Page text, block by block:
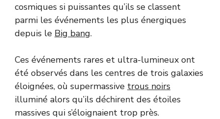
cosmiques si puissantes qu’ils se classent
parmi les événements les plus énergiques
depuis le Big bang.
Ces événements rares et ultra-lumineux ont
été observés dans les centres de trois galaxies
éloignées, où supermassive trous noirs
illuminé alors qu’ils déchirent des étoiles
massives qui s’éloignaient trop près.